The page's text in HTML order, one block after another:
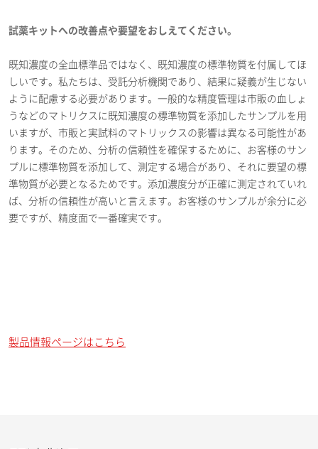
試薬キットへの改善点や要望をおしえてください。
既知濃度の全血標準品ではなく、既知濃度の標準物質を付属してほ
しいです。私たちは、受託分析機関であり、結果に疑義が生じない
ように配慮する必要があります。一般的な精度管理は市販の血しょ
うなどのマトリクスに既知濃度の標準物質を添加したサンプルを用
いますが、市販と実試料のマトリックスの影響は異なる可能性があ
ります。そのため、分析の信頼性を確保するために、お客様のサン
プルに標準物質を添加して、測定する場合があり、それに要望の標
準物質が必要となるためです。添加濃度分が正確に測定されていれ
ば、分析の信頼性が高いと言えます。お客様のサンプルが余分に必
要ですが、精度面で一番確実です。
製品情報ページはこちら